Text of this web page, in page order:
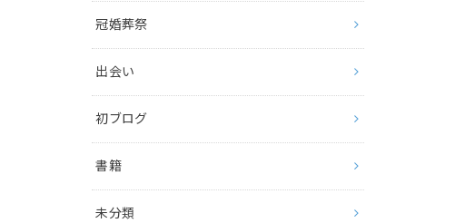
冠婚葬祭
出会い
初ブログ
書籍
未分類